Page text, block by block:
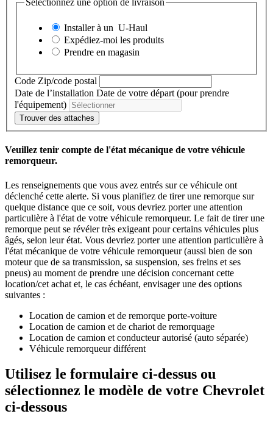
Sélectionnez une option de livraison
Installer à un U-Haul
Expédiez-moi les produits
Prendre en magasin
Code Zip/code postal
Date de l’installation Date de votre départ (pour prendre
l'équipement)
Trouver des attaches
Veuillez tenir compte de l'état mécanique de votre véhicule
remorqueur.
Les renseignements que vous avez entrés sur ce véhicule ont
déclenché cette alerte. Si vous planifiez de tirer une remorque sur
quelque distance que ce soit, vous devriez porter une attention
particulière à l'état de votre véhicule remorqueur. Le fait de tirer une
remorque peut se révéler très exigeant pour certains véhicules plus
âgés, selon leur état. Vous devriez porter une attention particulière à
l'état mécanique de votre véhicule remorqueur (aussi bien de son
moteur que de sa transmission, sa suspension, ses freins et ses
pneus) au moment de prendre une décision concernant cette
location/cet achat et, le cas échéant, envisager une des options
suivantes :
Location de camion et de remorque porte-voiture
Location de camion et de chariot de remorquage
Location de camion et conducteur autorisé (auto séparée)
Véhicule remorqueur différent
Utilisez le formulaire ci-dessus ou
sélectionnez le modèle de votre Chevrolet
ci-dessous